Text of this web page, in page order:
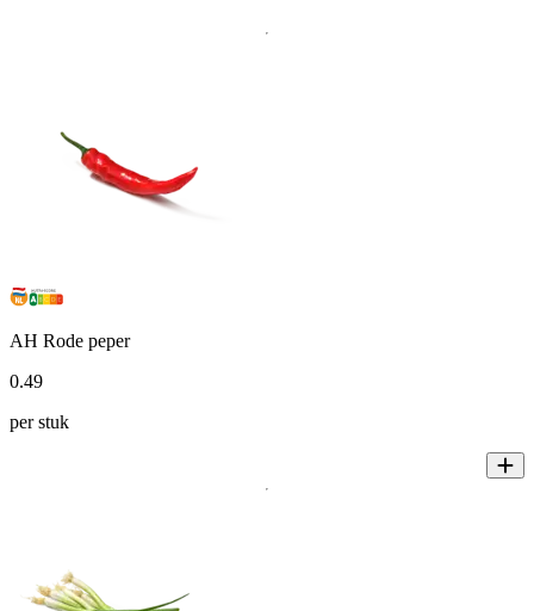
AH Rode peper
0.49
per stuk